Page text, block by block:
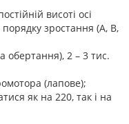
висоті осі
зростання (А, В,
обертання), 2 – 3 тис.
(лапове);
як на 220, так і на